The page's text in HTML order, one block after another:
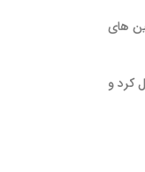
های
کرد و